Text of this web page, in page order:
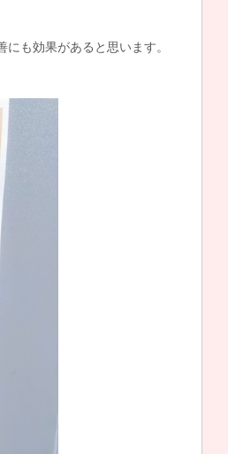
も効果があると思います。